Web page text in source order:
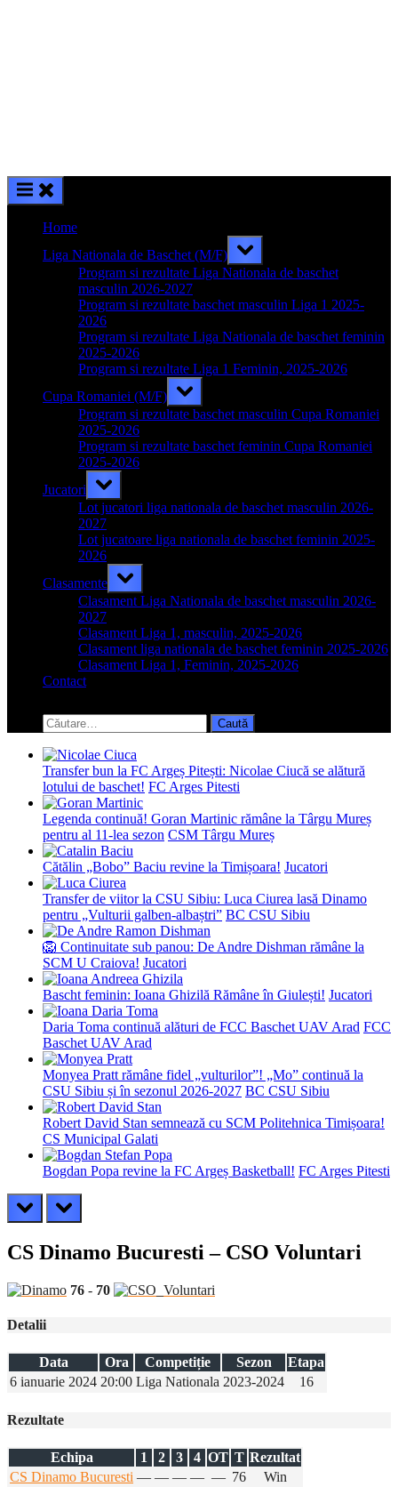
Home
Liga Nationala de Baschet (M/F)
Toggle
sub-
menu
Program si rezultate Liga Nationala de baschet
masculin 2026-2027
Program si rezultate baschet masculin Liga 1 2025-
2026
Program si rezultate Liga Nationala de baschet feminin
2025-2026
Program si rezultate Liga 1 Feminin, 2025-2026
Cupa Romaniei (M/F)
Toggle
sub-
menu
Program si rezultate baschet masculin Cupa Romaniei
2025-2026
Program si rezultate baschet feminin Cupa Romaniei
2025-2026
Jucatori
Toggle
sub-
menu
Lot jucatori liga nationala de baschet masculin 2026-
2027
Lot jucatoare liga nationala de baschet feminin 2025-
2026
Clasamente
Toggle
sub-
menu
Clasament Liga Nationala de baschet masculin 2026-
2027
Clasament Liga 1, masculin, 2025-2026
Clasament liga nationala de baschet feminin 2025-2026
Clasament Liga 1, Feminin, 2025-2026
Contact
search
form
Caută
după:
Transfer bun la FC Argeș Pitești: Nicolae Ciucă se alătură
lotului de baschet! FC Arges Pitesti
Legenda continuă! Goran Martinic rămâne la Târgu Mureș
pentru al 11-lea sezon CSM Târgu Mureș
Cătălin „Bobo” Baciu revine la Timișoara! Jucatori
Transfer de viitor la CSU Sibiu: Luca Ciurea lasă Dinamo
pentru „Vulturii galben-albaștri” BC CSU Sibiu
🦁 Continuitate sub panou: De Andre Dishman rămâne la
SCM U Craiova! Jucatori
Bascht feminin: Ioana Ghizilă Rămâne în Giulești! Jucatori
Daria Toma continuă alături de FCC Baschet UAV Arad FCC
Baschet UAV Arad
Monyea Pratt rămâne fidel „vulturilor”! „Mo” continuă la
CSU Sibiu și în sezonul 2026-2027 BC CSU Sibiu
Robert David Stan semnează cu SCM Politehnica Timișoara!
CS Municipal Galati
Bogdan Popa revine la FC Argeș Basketball! FC Arges Pitesti
prev next
CS Dinamo Bucuresti – CSO Voluntari
76 - 70
Detalii
Data Ora Competiție Sezon
Etapa
6 ianuarie 2024 20:00 Liga Nationala 2023-2024 16
Rezultate
Echipa 1 2 3 4 OT T Rezultat
CS Dinamo Bucuresti — — — — — 76
Win